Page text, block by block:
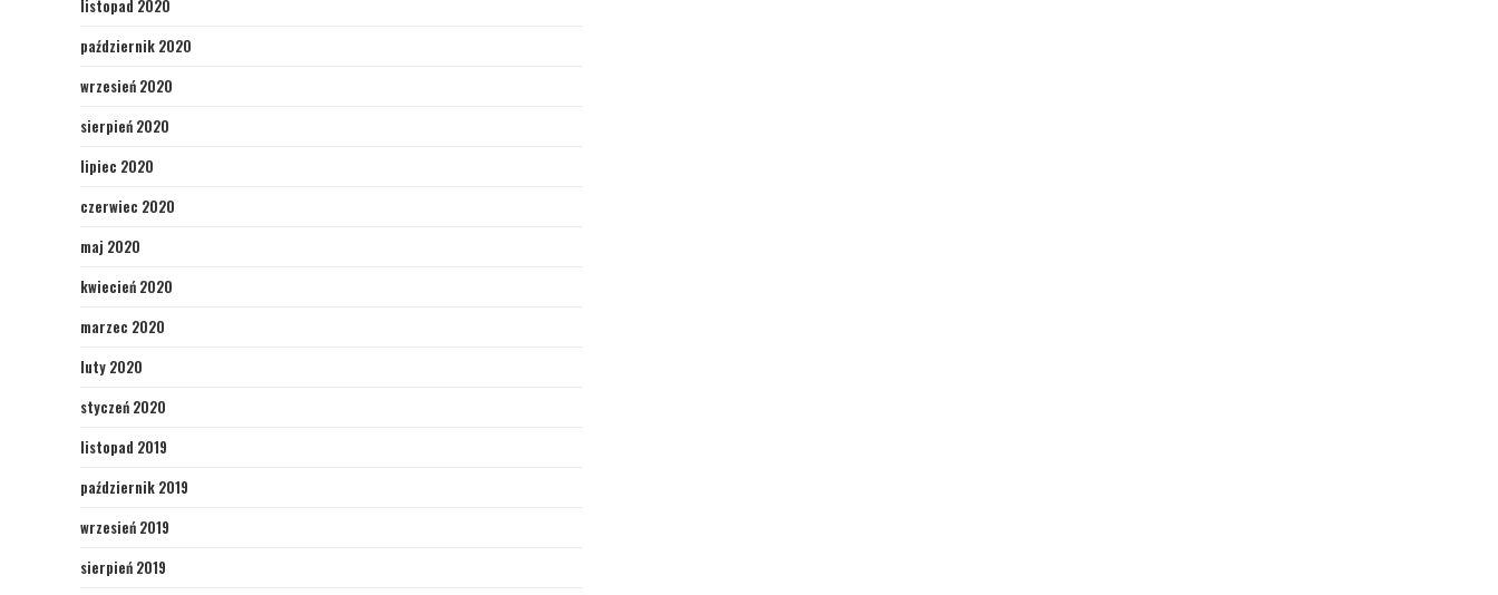
listopad 2020
październik 2020
wrzesień 2020
sierpień 2020
lipiec 2020
czerwiec 2020
maj 2020
kwiecień 2020
marzec 2020
luty 2020
styczeń 2020
listopad 2019
październik 2019
wrzesień 2019
sierpień 2019